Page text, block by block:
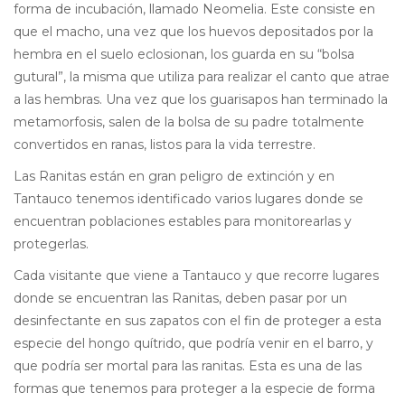
forma de incubación, llamado Neomelia. Este consiste en
que el macho, una vez que los huevos depositados por la
hembra en el suelo eclosionan, los guarda en su “bolsa
gutural”, la misma que utiliza para realizar el canto que atrae
a las hembras. Una vez que los guarisapos han terminado la
metamorfosis, salen de la bolsa de su padre totalmente
convertidos en ranas, listos para la vida terrestre.
Las Ranitas están en gran peligro de extinción y en
Tantauco tenemos identificado varios lugares donde se
encuentran poblaciones estables para monitorearlas y
protegerlas.
Cada visitante que viene a Tantauco y que recorre lugares
donde se encuentran las Ranitas, deben pasar por un
desinfectante en sus zapatos con el fin de proteger a esta
especie del hongo quítrido, que podría venir en el barro, y
que podría ser mortal para las ranitas. Esta es una de las
formas que tenemos para proteger a la especie de forma